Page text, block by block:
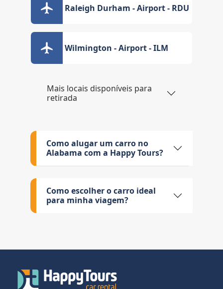
Raleigh Durham - Airport - RDU
Wilmington - Airport - ILM
Mais locais disponíveis para
retirada
Como alugar um carro no
Alabama com a Happy Tours?
Como escolher o carro ideal
para minha viagem?